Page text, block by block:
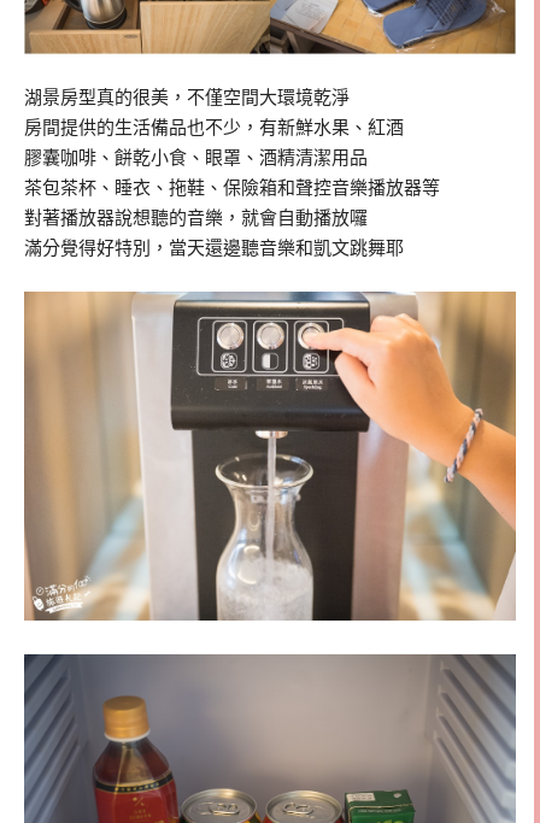
湖景房型真的很美，不僅空間大環境乾淨
房間提供的生活備品也不少，有新鮮水果、紅酒
膠囊咖啡、餅乾小食、眼罩、酒精清潔用品
茶包茶杯、睡衣、拖鞋、保險箱和聲控音樂播放器等
對著播放器說想聽的音樂，就會自動播放囉
滿分覺得好特別，當天還邊聽音樂和凱文跳舞耶